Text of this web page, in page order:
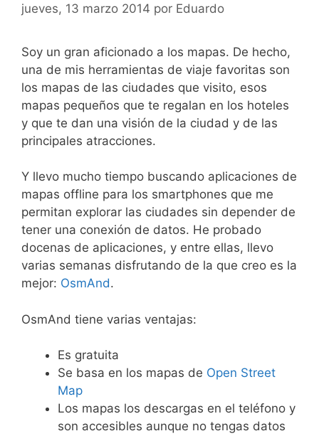
jueves, 13 marzo 2014 por Eduardo
Soy un gran aficionado a los mapas. De hecho,
una de mis herramientas de viaje favoritas son
los mapas de las ciudades que visito, esos
mapas pequeños que te regalan en los hoteles
y que te dan una visión de la ciudad y de las
principales atracciones.
Y llevo mucho tiempo buscando aplicaciones de
mapas offline para los smartphones que me
permitan explorar las ciudades sin depender de
tener una conexión de datos. He probado
docenas de aplicaciones, y entre ellas, llevo
varias semanas disfrutando de la que creo es la
mejor: OsmAnd.
OsmAnd tiene varias ventajas:
Es gratuita
Se basa en los mapas de Open Street
Map
Los mapas los descargas en el teléfono y
son accesibles aunque no tengas datos